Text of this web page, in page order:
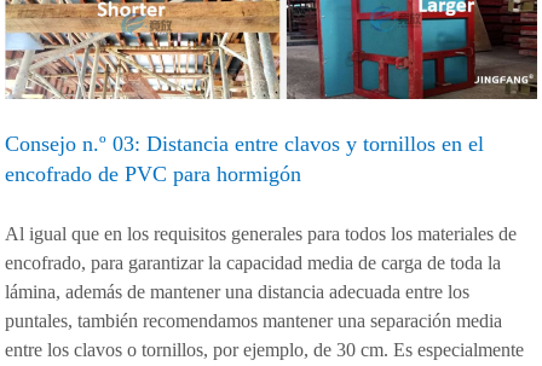
Consejo n.º 03: Distancia entre clavos y tornillos en el
encofrado de PVC para hormigón
Al igual que en los requisitos generales para todos los materiales de
encofrado, para garantizar la capacidad media de carga de toda la
lámina, además de mantener una distancia adecuada entre los
puntales, también recomendamos mantener una separación media
entre los clavos o tornillos, por ejemplo, de 30 cm. Es especialmente